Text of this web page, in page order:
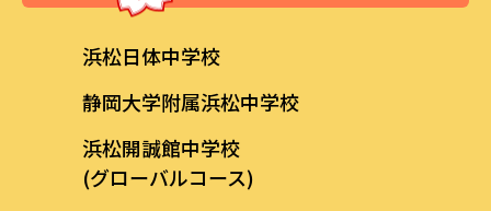
浜松日体中学校
静岡大学附属浜松中学校
浜松開誠館中学校
(グローバルコース)